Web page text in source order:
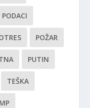
PODACI
POŽAR
PUTIN
TEŠKA